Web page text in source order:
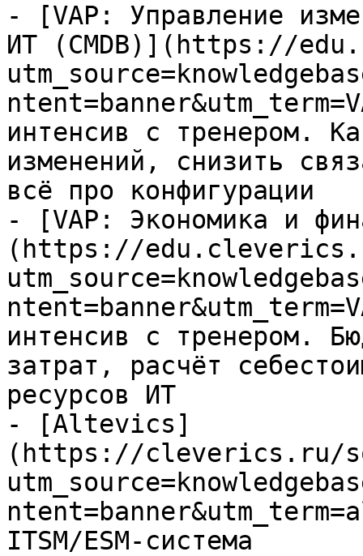
- [VAP: Управление
ИТ (CMDB)](https://
интенсив с тренером.
изменений, снизить
всё про конфигурации
- [VAP: Экономика и
(https://
интенсив с тренером.
затрат, расчёт
ресурсов ИТ
- [Altevics]
(https://cleverics.ru/
ITSM/ESM-система